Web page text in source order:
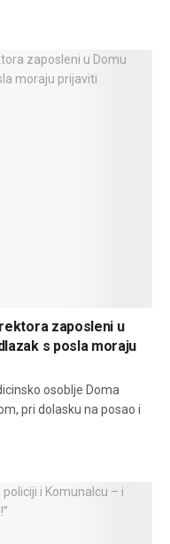
zaposleni u
s posla moraju
osoblje Doma
pri dolasku na posao i